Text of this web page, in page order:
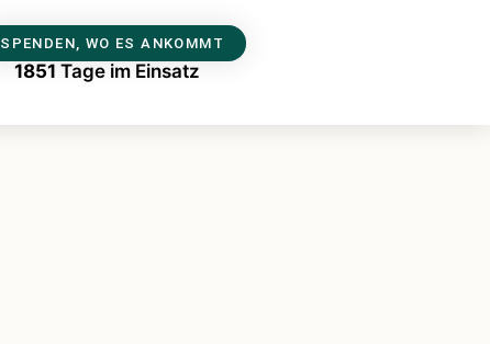
SPENDEN, WO ES ANKOMMT
1851 Tage im Einsatz